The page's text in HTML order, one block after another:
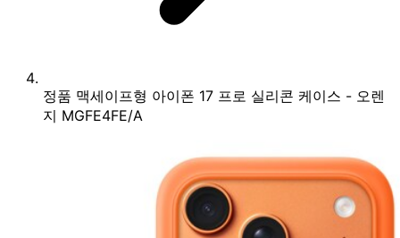
정품 맥세이프형 아이폰 17 프로 실리콘 케이스 - 오렌
지 MGFE4FE/A